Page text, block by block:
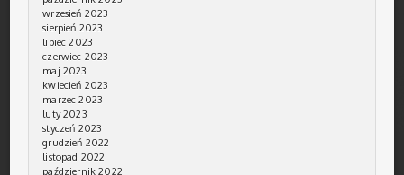
wrzesień 2023
sierpień 2023
lipiec 2023
czerwiec 2023
maj 2023
kwiecień 2023
marzec 2023
luty 2023
styczeń 2023
grudzień 2022
listopad 2022
październik 2022